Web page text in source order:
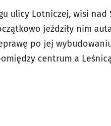
ulicy Lotniczej, wisi nad
jeździły nim
po jej
centrum a